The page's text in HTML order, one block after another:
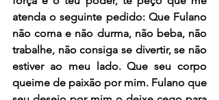
atenda o seguinte pedido: Que Fulano
não coma e não durma, não beba, não
trabalhe, não consiga se divertir, se não
estiver ao meu lado. Que seu corpo
queime de paixão por mim. Fulano que